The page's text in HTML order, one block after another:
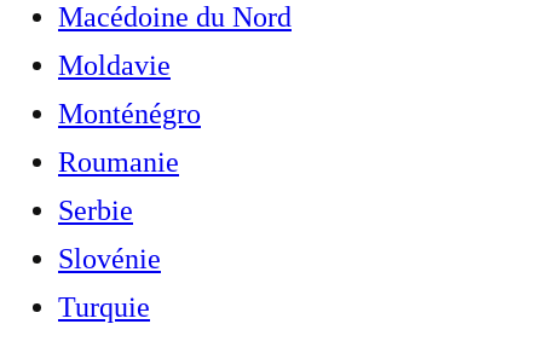
Macédoine du Nord
Moldavie
Monténégro
Roumanie
Serbie
Slovénie
Turquie